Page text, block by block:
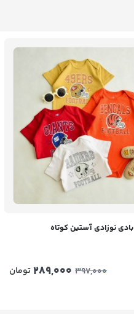
بادی نوزادی آستین کوتاه
397,000
289,000تومان